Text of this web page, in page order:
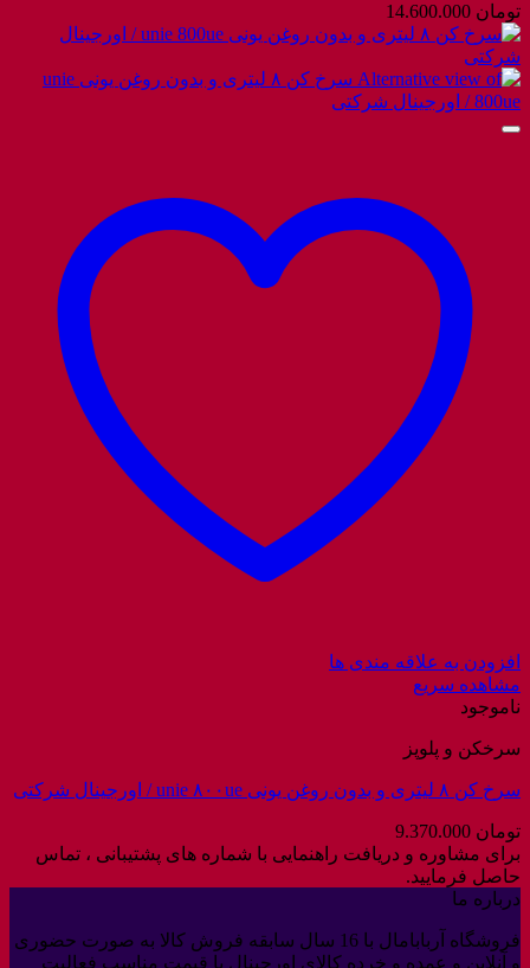
تومان
افزودن به علاقه مندی ها
مشاهده سریع
ناموجود
سرخکن و پلوپز
سرخ کن ۸ لیتری و بدون روغن یونی unie ۸۰۰ue / اورجینال شرکتی
تومان
برای مشاوره و دریافت راهنمایی با شماره های پشتیبانی ، تماس
حاصل فرمایید.
درباره ما
فروشگاه آربابامال با 16 سال سابقه فروش کالا به صورت حضوری
و آنلاین و عمده و خرده کالای اورجینال با قیمت مناسب فعالیت